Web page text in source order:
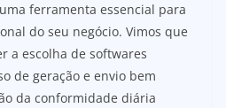
ferramenta essencial para
do seu negócio. Vimos que
a escolha de softwares
de geração e envio bem
da conformidade diária